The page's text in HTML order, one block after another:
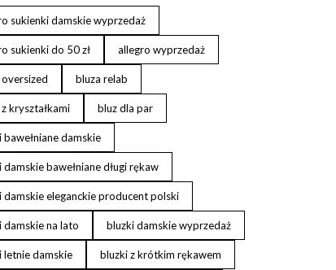
sukienki damskie wyprzedaż
sukienki do 50 zł allegro wyprzedaż
bluza relab
kryształkami bluz dla par
bawełniane damskie
damskie bawełniane długi rękaw
damskie eleganckie producent polski
damskie na lato bluzki damskie wyprzedaż
letnie damskie bluzki z krótkim rękawem